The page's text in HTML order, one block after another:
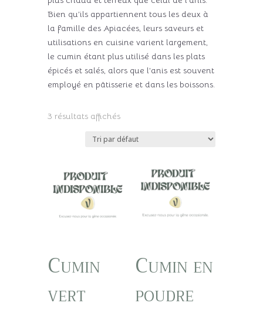
Bien qu’ils appartiennent tous les deux à
la famille des Apiacées, leurs saveurs et
utilisations en cuisine varient largement,
le cumin étant plus utilisé dans les plats
épicés et salés, alors que l’anis est souvent
employé en pâtisserie et dans les boissons.
3 résultats affichés
Cumin
vert
Cumin en
poudre